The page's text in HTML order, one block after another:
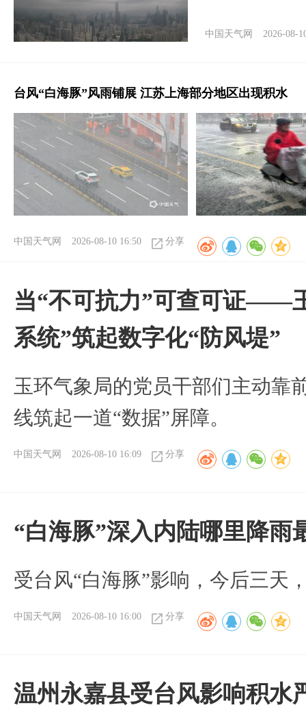
中国天气网 2026-08-
台风“白海豚”风雨铺展 江苏上海部分地区出现积水
中国天气网 2026-08-10 16:50 分享
当“不可抗力”可查可证——
系统”筑起数字化“防风堤”
玉环气象局的党员干部们主动靠
线筑起一道“数据”屏障。
中国天气网 2026-08-10 16:09 分享
“白海豚”深入内陆哪里降雨
受台风“白海豚”影响，今后三天
中国天气网 2026-08-10 16:00 分享
温州永嘉县受台风影响积水